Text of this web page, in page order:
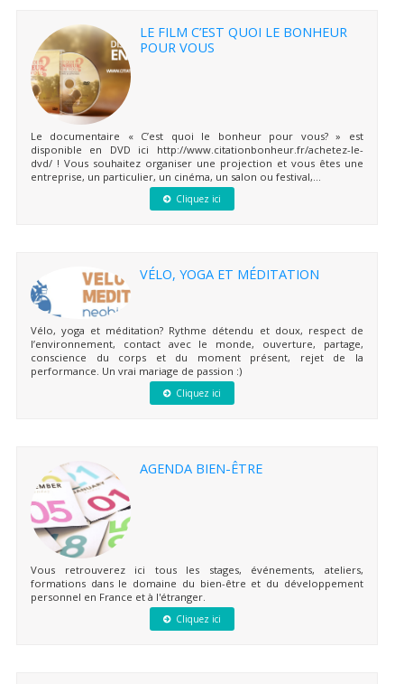
LE FILM C’EST QUOI LE BONHEUR
POUR VOUS
Le documentaire « C’est quoi le bonheur pour vous? » est
disponible en DVD ici http://www.citationbonheur.fr/achetez-le-
dvd/ ! Vous souhaitez organiser une projection et vous êtes une
entreprise, un particulier, un cinéma, un salon ou festival,...
Cliquez ici
VÉLO, YOGA ET MÉDITATION
Vélo, yoga et méditation? Rythme détendu et doux, respect de
l’environnement, contact avec le monde, ouverture, partage,
conscience du corps et du moment présent, rejet de la
performance. Un vrai mariage de passion :)
Cliquez ici
AGENDA BIEN-ÊTRE
Vous retrouverez ici tous les stages, événements, ateliers,
formations dans le domaine du bien-être et du développement
personnel en France et à l'étranger.
Cliquez ici